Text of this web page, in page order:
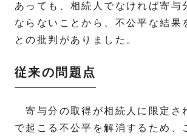
あっても、相続人でなければ寄与
ならないことから、不公平な結果
との批判がありました。
従来の問題点
寄与分の取得が相続人に限定さ
で起こる不公平を解消するため、